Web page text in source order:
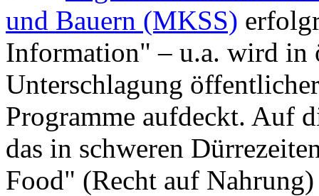
und Bauern (MKSS)
Information" – u.a. wird in
Unterschlagung
Programme aufdeckt. Auf
das in schweren
Food" (Recht auf